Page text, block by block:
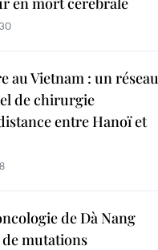
au Vietnam : un réseau
de chirurgie
entre Hanoï et
de Dà Nang
mutations